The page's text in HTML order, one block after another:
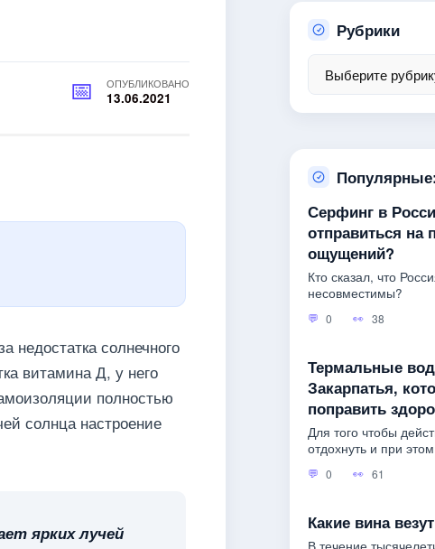
ОПУБЛИКОВАНО
13.06.2021
недостатка солнечного
витамина Д, у него
полностью
солнца настроение
ярких лучей
Рубрики
Серфинг в
отправиться на
ощущений?
Кто сказал, что
несовместимы?
0 38
Термальные
Закарпатья,
поправить
Для того чтобы
отдохнуть и при
0 61
Какие вина